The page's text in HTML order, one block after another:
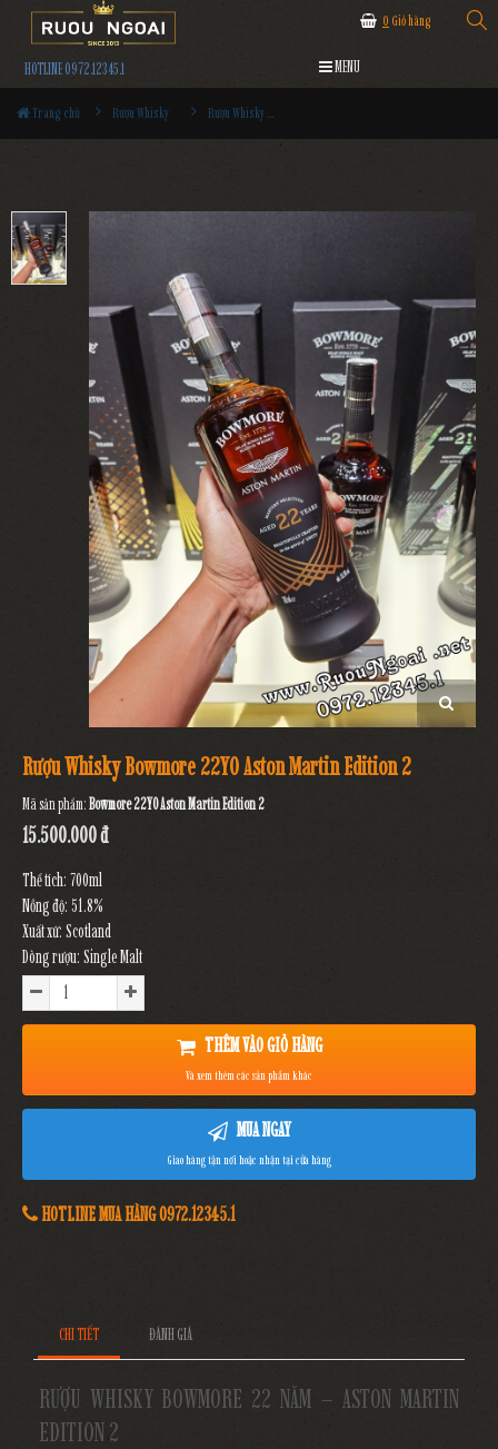
0 Giỏ hàng
HOTLINE 0972.12345.1 MENU
Trang chủ Rượu Whisky Rượu Whisky Bowmore 22YO Aston Martin Edition 2
Rượu Whisky Bowmore 22YO Aston Martin Edition 2
Mã sản phẩm:Bowmore 22YO Aston Martin Edition 2
15.500.000 đ
Thể tích: 700ml
Nồng độ: 51.8%
Xuất xứ: Scotland
Dòng rượu: Single Malt
THÊM VÀO GIỎ HÀNG
Và xem thêm các sản phẩm khác
MUA NGAY
Giao hàng tận nơi hoặc nhận tại cửa hàng
HOTLINE MUA HÀNG 0972.12345.1
CHI TIẾT ĐÁNH GIÁ
RƯỢU WHISKY BOWMORE 22 NĂM – ASTON MARTIN
EDITION 2